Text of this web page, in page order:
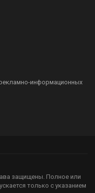
информационных
защищены. Полное или
только с указанием